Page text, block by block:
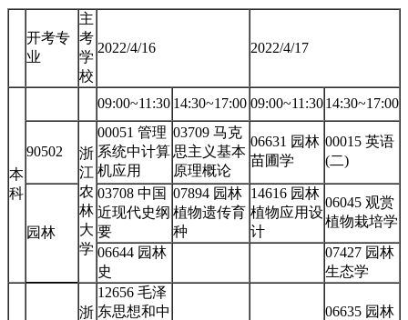
开考专
业
主
考
学
校
2022/4/16 2022/4/17
本
科
09:00~11:30 14:30~17:00 09:00~11:3014:30~17:00
90502
浙
江
农
林
大
学
00051 管理
系统中计算
机应用
03709 马克
思主义基本
原理概论
06631 园林
苗圃学
00015 英语
(二)
园林
03708 中国
近现代史纲
要
07894 园林
植物遗传育
种
14616 园林
植物应用设
计
06045 观赏
植物栽培学
06644 园林
史
07427 园林
生态学
浙
12656 毛泽
东思想和中
06635 园林